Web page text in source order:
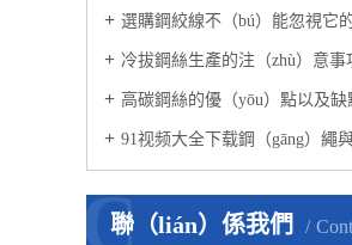
選購鋼絞線不（bú）能忽視它的外
冷拔鋼絲生產的注（zhù）意事項，
高碳鋼絲的優（yōu）點以及缺
91视频大全下载鋼（gāng）繩與您聊聊（liáo）鋼絞（jiǎo
聯（lián）係我們
C